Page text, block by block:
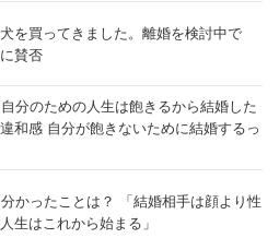
犬を買ってきました。離婚を検討中で
賛否
分のための人生は飽きるから結婚した
和感 自分が飽きないために結婚するっ
かったことは？ 「結婚相手は顔より性
生はこれから始まる」